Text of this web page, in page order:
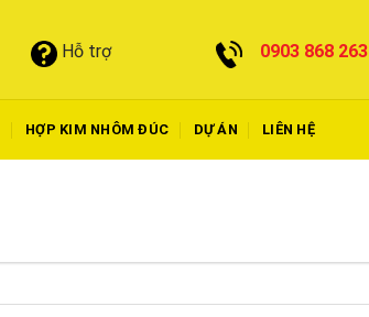
Hỗ trợ 0903 868 263
HỢP KIM NHÔM ĐÚC DỰ ÁN LIÊN HỆ